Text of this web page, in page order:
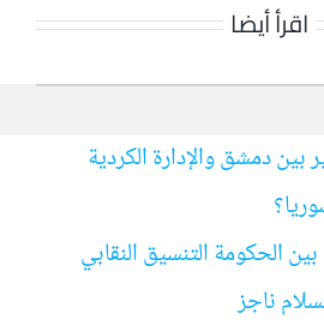
اقرأ أيضا
بين دمشق والإدارة الكردية
الحكومة التنسيق النقابي
ناجز